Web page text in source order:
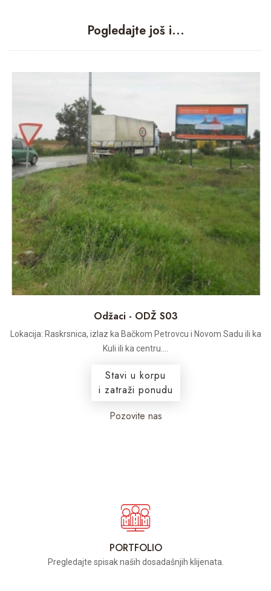
Pogledajte još i...
Odžaci - ODŽ S03
Lokacija: Raskrsnica, izlaz ka Bačkom Petrovcu i Novom Sadu ili ka
Kuli ili ka centru....
Stavi u korpu
i zatraži ponudu
Pozovite nas
PORTFOLIO
Pregledajte spisak naših dosadašnjih klijenata.